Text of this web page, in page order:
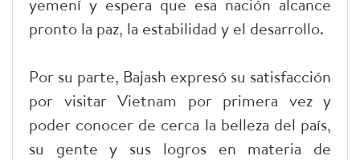
pronto la paz, la estabilidad y el desarrollo.
Por su parte, Bajash expresó su satisfacción
por visitar Vietnam por primera vez y
poder conocer de cerca la belleza del país,
su gente y sus logros en materia de